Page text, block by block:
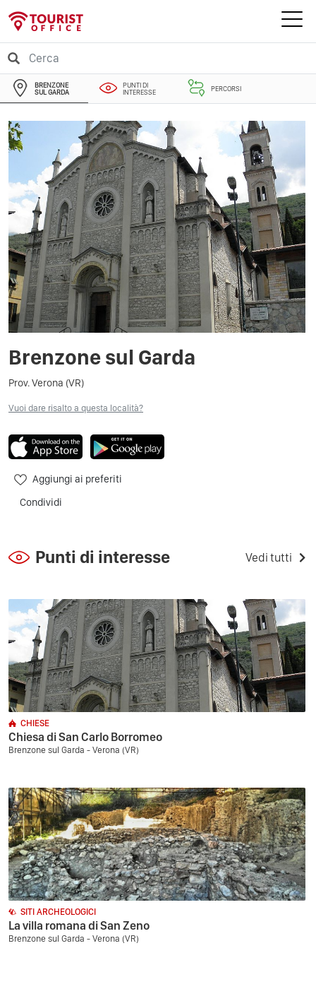
BRENZONE
SUL GARDA
PUNTI DI
INTERESSE
PERCORSI
Brenzone sul Garda
Prov. Verona (VR)
Vuoi dare risalto a questa località?
Aggiungi ai preferiti
Condividi
Punti di interesse Vedi tutti
CHIESE
Chiesa di San Carlo Borromeo
Brenzone sul Garda - Verona (VR)
SITI ARCHEOLOGICI
La villa romana di San Zeno
Brenzone sul Garda - Verona (VR)